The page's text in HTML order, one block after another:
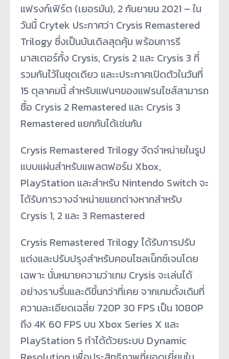
แฟรงก์เฟิร์ต (เยอรมัน), 2 กันยายน 2021 – ใน
วันนี้ Crytek ประกาศว่า Crysis Remastered
Trilogy ซึ่งเป็นบันเดิลสุดคุ้ม พร้อมการรี
มาสเตอร์ทั้ง Crysis, Crysis 2 และ Crysis 3 ที่
รวมกันไว้ในชุดเดียว และะประกาศเปิดตัวในวันที่
15 ตุลาคมนี้ สำหรับแฟนๆของแฟรนไชส์สามารถ
ซื้อ Crysis 2 Remastered และ Crysis 3
Remastered แยกกันได้เช่นกัน
Crysis Remastered Trilogy จัดจำหน่ายในรูป
แบบแผ่นสำหรับแพลตฟอร์ม Xbox,
PlayStation และสำหรับ Nintendo Switch จะ
ได้รับการวางจำหน่ายแยกต่างหากสำหรับ
Crysis 1, 2 และ 3 Remastered
Crysis Remastered Trilogy ได้รับการปรับ
แต่งและปรับปรุงสำหรับคอนโซลเน็กซ์เจนโดย
เฉพาะ นั่นหมายความว่าเกม Crysis จะเล่นได้
อย่างราบรื่นและดีขึ้นกว่าที่เคย จากเกมดั้งเดิมที่
ความละเอียดเฉลี่ย 720P 30 FPS เป็น 1080P
ถึง 4K 60 FPS บน Xbox Series X และ
PlayStation 5 ทำได้ด้วยระบบ Dynamic